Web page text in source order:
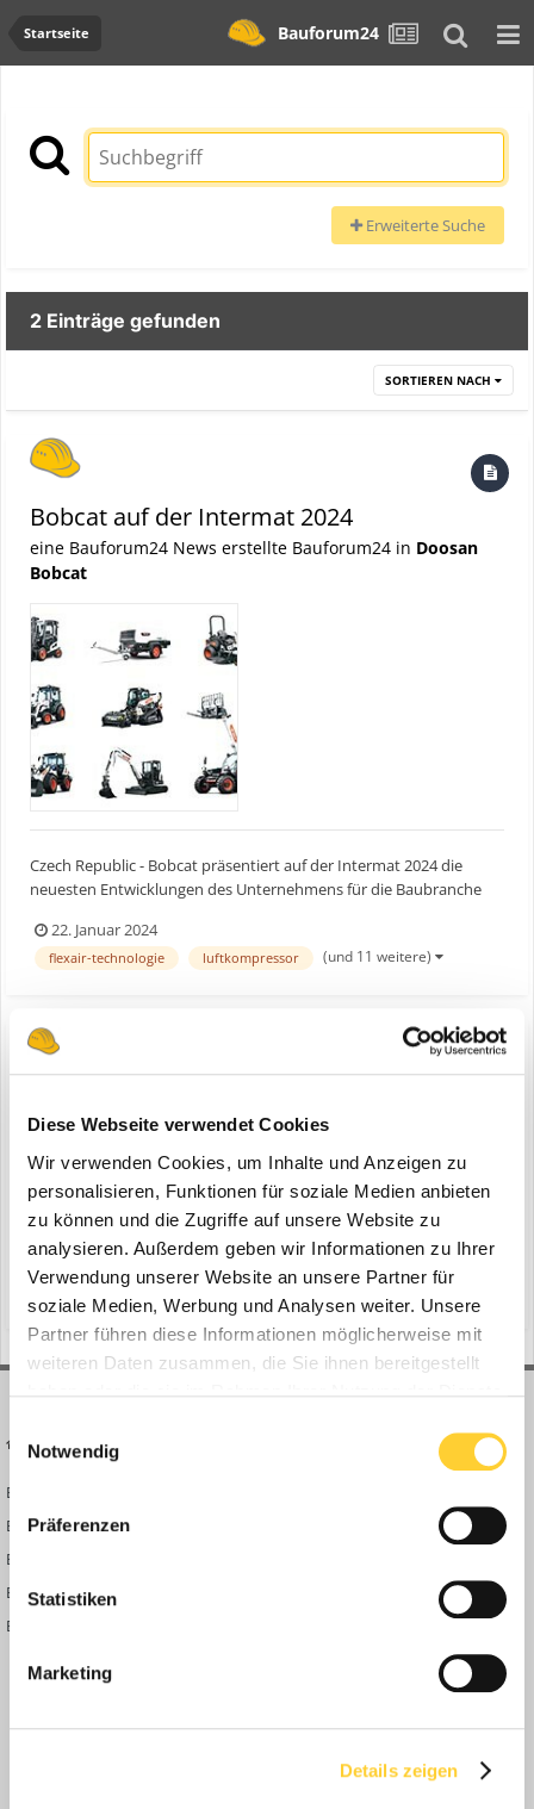
Diese Webseite verwendet Cookies
Wir verwenden Cookies, um Inhalte und Anzeigen zu
personalisieren, Funktionen für soziale Medien anbieten
zu können und die Zugriffe auf unsere Website zu
analysieren. Außerdem geben wir Informationen zu Ihrer
Verwendung unserer Website an unsere Partner für
soziale Medien, Werbung und Analysen weiter. Unsere
Partner führen diese Informationen möglicherweise mit
weiteren Daten zusammen, die Sie ihnen bereitgestellt
Notwendig
Präferenzen
Statistiken
Marketing
Details zeigen
Startseite Bauforum24
Erweiterte Suche
2 Einträge gefunden
SORTIEREN NACH
Bobcat auf der Intermat 2024
eine Bauforum24 News erstellte Bauforum24 in Doosan
Bobcat
Czech Republic - Bobcat präsentiert auf der Intermat 2024 die
neuesten Entwicklungen des Unternehmens für die Baubranche
des vollelektrischen und autonomen Laders RogueX2, die zweite
Generation des ursprünglichen RogueX-Systems. Außerdem...
22. Januar 2024
flexair-technologie luftkompressor (und 11 weitere)
ein Thema erstellte Bauforum24 inNews aus der
Baumaschinen Industrie
Czech Republic - Bobcat präsentiert auf der Intermat 2024 die
neuesten Entwicklungen des Unternehmens für die Baubranche
der Zukunft. Erstmals zeigt das Unternehmen hier sein Konzept
des vollelektrischen und autonomen Laders RogueX2, die zweite
Generation des ursprünglichen RogueX-Systems. Außerdem...
22. Januar 2024
flexair-technologie (und 11 weitere)
BAUFORUM24
Bauforum24 News
Bauforum24 TV
BF24 Mediathek
BF24 Fotostrecken
Bauforum Shop
FAQ
Community Regeln